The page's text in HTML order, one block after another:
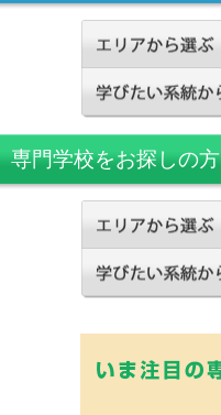
専門学校をお探しの方